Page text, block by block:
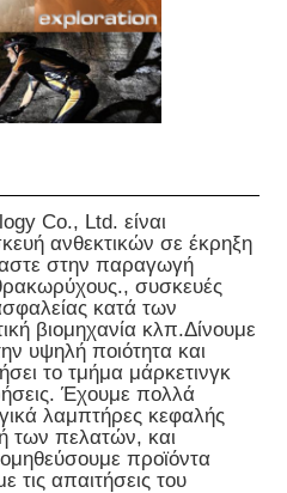
Co., Ltd. είναι
ανθεκτικών σε έκρηξη
στην παραγωγή
συσκευές
κατά των
βιομηχανία κλπ.Δίνουμε
υψηλή ποιότητα και
το τμήμα μάρκετινγκ
Έχουμε πολλά
λαμπτήρες κεφαλής
των πελατών, και
προϊόντα
απαιτήσεις του